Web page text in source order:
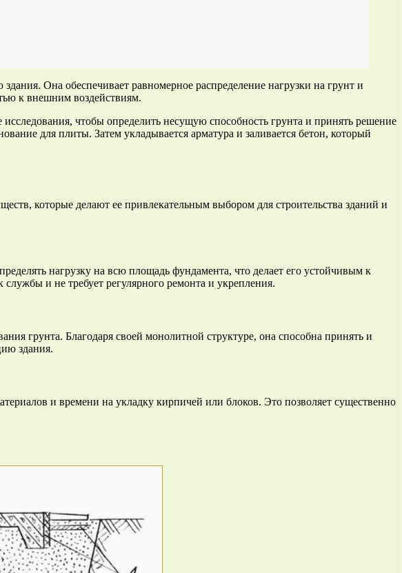
Она обеспечивает равномерное распределение нагрузки на грунт и
к внешним воздействиям.
чтобы определить несущую способность грунта и принять решение
для плиты. Затем укладывается арматура и заливается бетон, который
которые делают ее привлекательным выбором для строительства зданий и
нагрузку на всю площадь фундамента, что делает его устойчивым к
и не требует регулярного ремонта и укрепления.
грунта. Благодаря своей монолитной структуре, она способна принять и
здания.
и времени на укладку кирпичей или блоков. Это позволяет существенно